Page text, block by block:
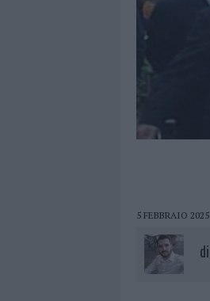
5 FEBBRAIO 2025
di